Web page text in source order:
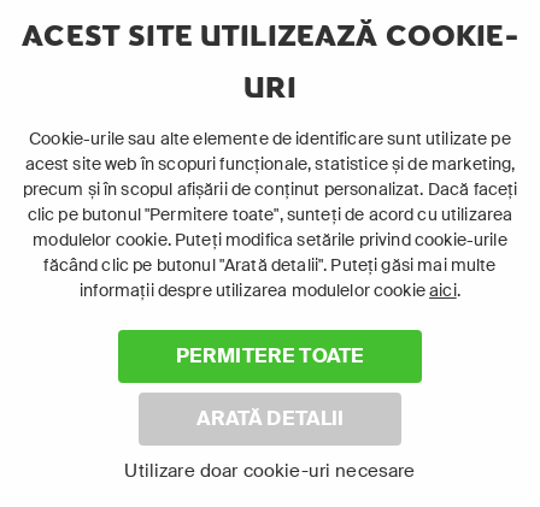
ACEST SITE UTILIZEAZĂ COOKIE-
URI
Cookie-urile sau alte elemente de identificare sunt utilizate pe
acest site web în scopuri funcționale, statistice și de marketing,
precum și în scopul afișării de conținut personalizat. Dacă faceți
clic pe butonul "Permitere toate", sunteți de acord cu utilizarea
modulelor cookie. Puteți modifica setările privind cookie-urile
făcând clic pe butonul "Arată detalii". Puteți găsi mai multe
informații despre utilizarea modulelor cookieaici.
PERMITERE TOATE
ARATĂ DETALII
Utilizare doar cookie-uri necesare
91
S02
E91
Vinovaţi de iubire
92
Vinovaţi de iubire
S02